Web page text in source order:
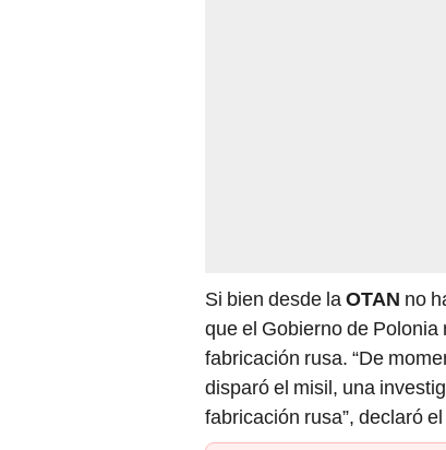
fabricación rusa. “De
disparó el misil, una
fabricación rusa”, declaró
PUEDES VER:
Ministro de Relaciones